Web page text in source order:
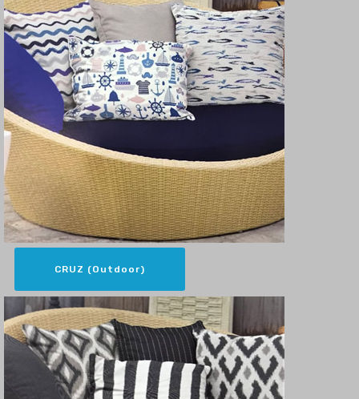
CRUZ (Outdoor)